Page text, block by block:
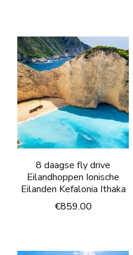
8 daagse fly drive
Eilandhoppen Ionische
Eilanden Kefalonia Ithaka
€859.00